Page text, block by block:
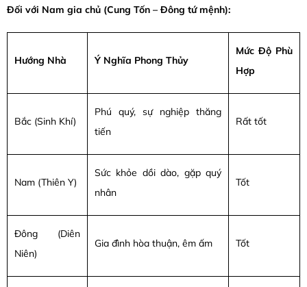
Đối với Nam gia chủ (Cung Tốn – Đông tứ mệnh):
Hướng Nhà Ý Nghĩa Phong Thủy
Mức Độ Phù
Hợp
Bắc (Sinh Khí)
Phú quý, sự nghiệp thăng
tiến
Rất tốt
Nam (Thiên Y)
Sức khỏe dồi dào, gặp quý
nhân
Tốt
Đông (Diên
Niên)
Gia đình hòa thuận, êm ấm Tốt